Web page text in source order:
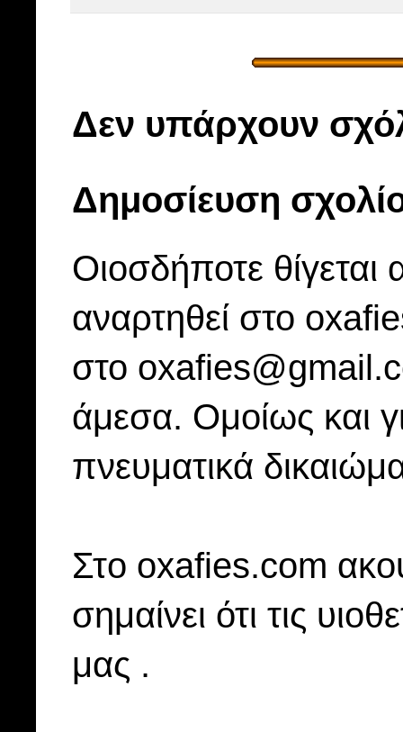
Δεν υπάρχουν
Δημοσίευση
Οιοσδήποτε
αναρτηθεί στο
στο
άμεσα. Ομοίως και
πνευματικά
Στo oxafies.com
σημαίνει ότι τις
μας .